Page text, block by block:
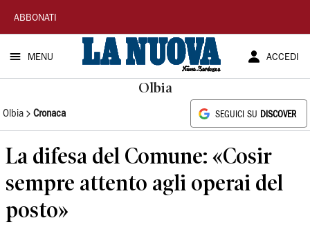
La
Nuova
Sardegna
ABBONATI
MENU ACCEDI
Olbia
Olbia Cronaca SEGUICI SU DISCOVER
La difesa del Comune: «Cosir
sempre attento agli operai del
posto»